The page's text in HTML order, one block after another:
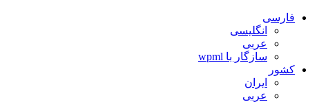
فارسی
انگلیسی
عربی
سازگار با wpml
کشور
ایران
عربی